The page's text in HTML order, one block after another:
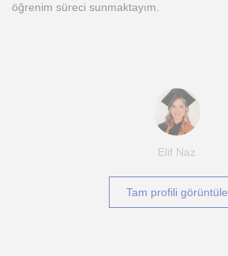
öğrenim süreci sunmaktayım.
Elif Naz
Tam profili görüntüle